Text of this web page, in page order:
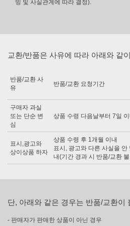
빙 및 사실관계에 따라 결정).
교환/반품은 사유에 따라 아래와 같
반품/교환 사
유
반품/교환 요청기간
구매자 과실
또는 단순 변
심
상품 수령 다음날부터 7일 이
표시,광고와
상이상품 하자
상품 수령 후 1개월 이내
표시, 광고와 다른 사실을 안
내(기간 경과 시 반품/교환
단, 아래와 같은 경우는 반품/교환이
- 판매자가 판매한 상품이 아닌 경우